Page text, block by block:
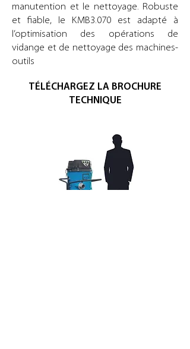
manutention et le nettoyage. Robuste
et fiable, le KMB3.070 est adapté à
l’optimisation des opérations de
vidange et de nettoyage des machines-
outils
TÉLÉCHARGEZ LA BROCHURE
TECHNIQUE